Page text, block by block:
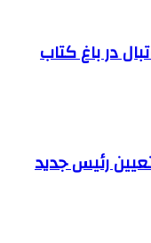
در باغ کتاب
رئیس جدید